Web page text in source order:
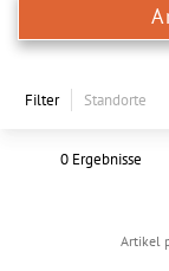
Filter Standorte
0 Ergebnisse
Artikel